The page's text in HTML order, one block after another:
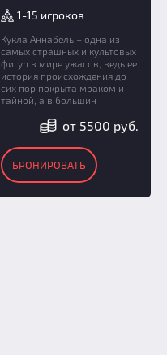
1-15 игроков
Кукла Аннабель – одна из
самых страшных и культовых
фигур в мире ужасов, ведь ее
история происхождения до
сих пор покрыта мраком и
тайной, а в большин
от 5500 руб.
БРОНИРОВАТЬ